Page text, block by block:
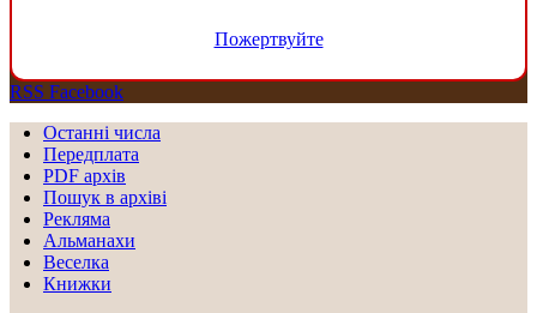
Пожертвуйте
RSS Facebook
Останні числа
Передплата
PDF aрхів
Пошук в архіві
Рекляма
Альманахи
Веселка
Книжки